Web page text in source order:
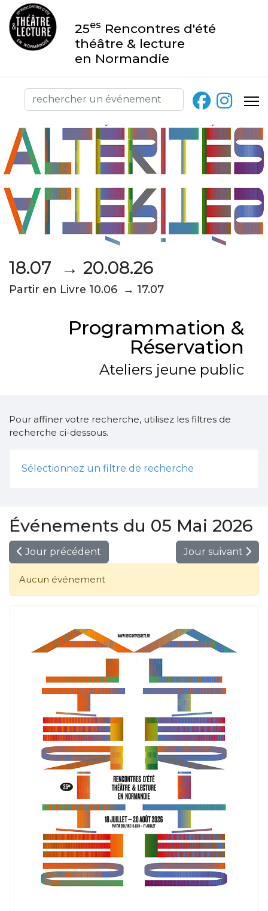
25es Rencontres d'été
théâtre & lecture
en Normandie
18.07 → 20.08.26
Partir en Livre 10.06 → 17.07
Programmation &
Réservation
Ateliers jeune public
Pour affiner votre recherche, utilisez les filtres de
recherche ci-dessous.
Sélectionnez un filtre de recherche
Événements du 05 Mai 2026
Jour précédent Jour suivant
Aucun événement